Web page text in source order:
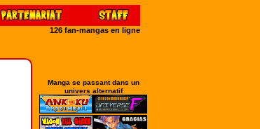
126 fan-mangas en ligne
Manga se passant dans un
univers alternatif